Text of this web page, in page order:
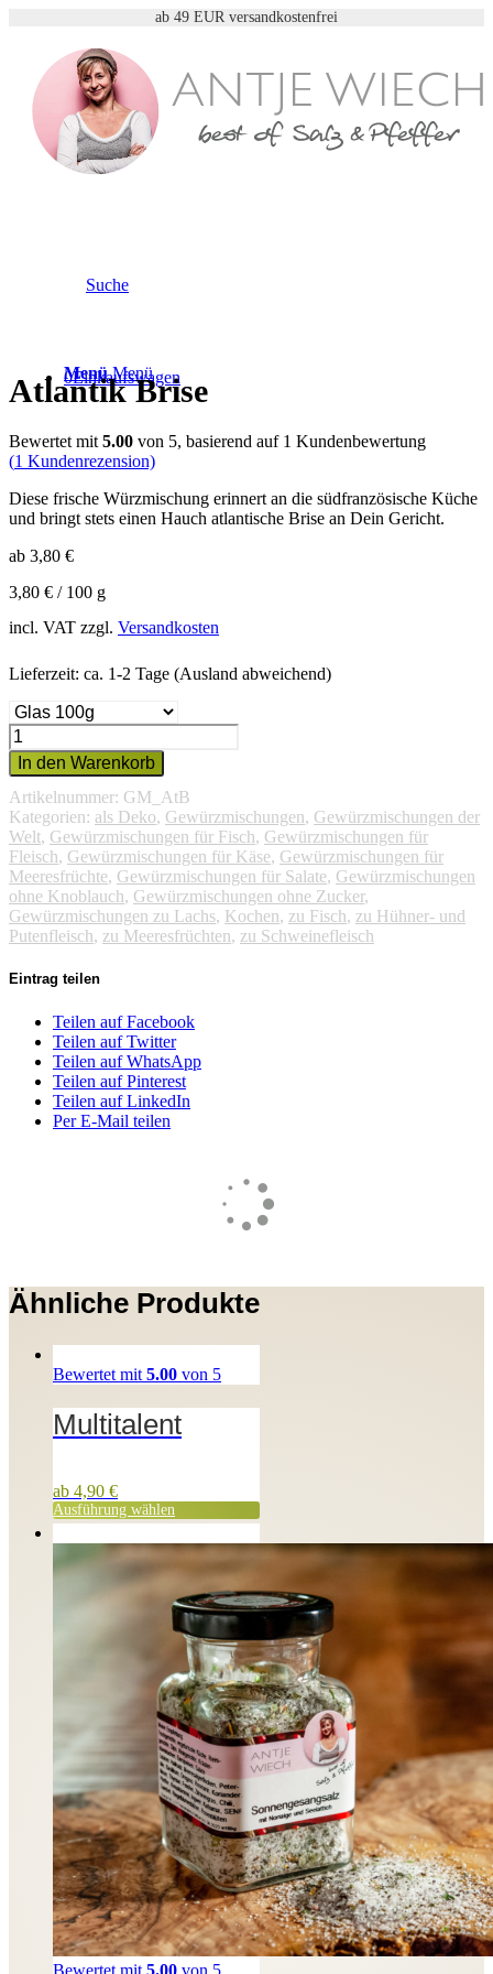
ab 49 EUR versandkostenfrei
Suche
Menü Menü
0Einkaufswagen
Atlantik Brise
Bewertet mit 5.00 von 5, basierend auf 1 Kundenbewertung
(1 Kundenrezension)
Diese frische Würzmischung erinnert an die südfranzösische Küche
und bringt stets einen Hauch atlantische Brise an Dein Gericht.
ab 3,80 €
3,80 € / 100 g
incl. VAT zzgl. Versandkosten
Lieferzeit: ca. 1-2 Tage (Ausland abweichend)
Atlantik
Brise
Menge
In den Warenkorb
Artikelnummer: GM_AtB
Kategorien: als Deko, Gewürzmischungen, Gewürzmischungen der
Welt, Gewürzmischungen für Fisch, Gewürzmischungen für
Fleisch, Gewürzmischungen für Käse, Gewürzmischungen für
Meeresfrüchte, Gewürzmischungen für Salate, Gewürzmischungen
ohne Knoblauch, Gewürzmischungen ohne Zucker,
Gewürzmischungen zu Lachs, Kochen, zu Fisch, zu Hühner- und
Putenfleisch, zu Meeresfrüchten, zu Schweinefleisch
Eintrag teilen
Teilen auf Facebook
Teilen auf Twitter
Teilen auf WhatsApp
Teilen auf Pinterest
Teilen auf LinkedIn
Per E-Mail teilen
Ähnliche Produkte
Bewertet mit 5.00 von 5
Multitalent
ab 4,90 €
Ausführung wählen
Bewertet mit 5.00 von 5